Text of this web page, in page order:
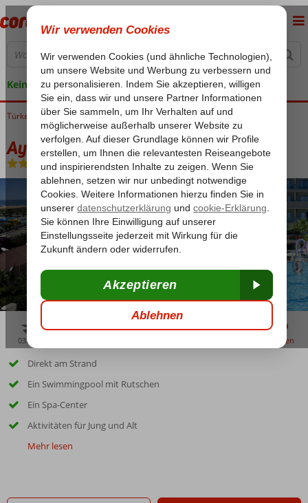
Keine versteckten Kosten
Home
Türkei Türkische Riviera Side Evrenseki Aydinbey Königspalast
Aydinbey Königspalast
Ultra All Inclusive-Hotel
03:45 merken
Direkt am Strand
Ein Swimmingpool mit Rutschen
Ein Spa-Center
Aktivitäten für Jung und Alt
Mehr lesen